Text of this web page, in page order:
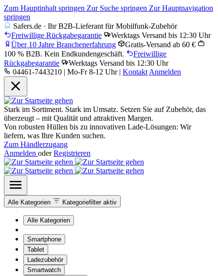
Zum Hauptinhalt springen Zur Suche springen Zur Hauptnavigation
springen
Safers.de · Ihr B2B-Lieferant für Mobilfunk-Zubehör
Freiwillige Rückgabegarantie
Werktags Versand bis 12:30 Uhr
Über 10 Jahre Branchenerfahrung
Gratis-Versand ab 60 €
100 % B2B. Kein Endkundengeschäft.
Freiwillige
Rückgabegarantie
Werktags Versand bis 12:30 Uhr
04461-7443210 | Mo-Fr 8-12 Uhr | Kontakt Anmelden
Stark im Sortiment. Stark im Umsatz. Setzen Sie auf Zubehör, das
überzeugt – mit Qualität und attraktiven Margen.
Von robusten Hüllen bis zu innovativen Lade-Lösungen: Wir
liefern, was Ihre Kunden suchen.
Zum Händlerzugang
Anmelden oder Registrieren
Alle Kategorien Kategoriefilter aktiv
Alle Kategorien
Smartphone
Tablet
Ladezubehör
Smartwatch